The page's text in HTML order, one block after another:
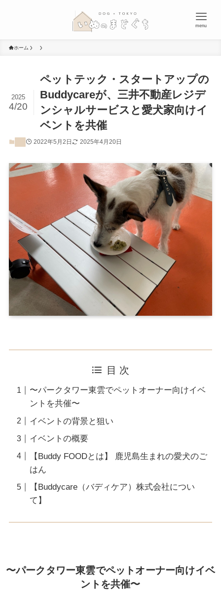
menu
ホーム
ペットテック・スタートアップの
Buddycareが、三井不動産レジデ
ンシャルサービスと愛犬家向けイ
ベントを共催
2025
4/20
2022年5月2日 2025年4月20日
目 次
〜パークタワー東雲でペットオーナー向けイベ
ントを共催〜
イベントの背景と狙い
イベントの概要
【Buddy FOODとは】 鹿児島生まれの愛犬のご
はん
【Buddycare（バディケア）株式会社につい
て】
〜パークタワー東雲でペットオーナー向けイベ
ントを共催〜